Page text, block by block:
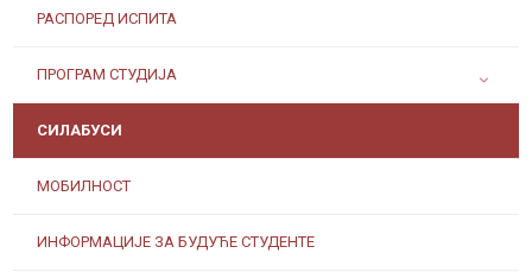
РАСПОРЕД ИСПИТА
ПРОГРАМ СТУДИЈА
СИЛАБУСИ
МОБИЛНОСТ
ИНФОРМАЦИЈЕ ЗА БУДУЋЕ СТУДЕНТЕ